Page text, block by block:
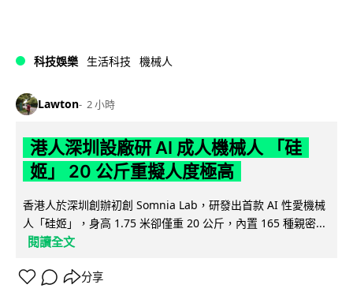
科技娛樂 生活科技 機械人
Lawton 2 小時
港人深圳設廠研 AI 成人機械人 「硅
姬」 20 公斤重擬人度極高
香港人於深圳創辦初創 Somnia Lab，研發出首款 AI 性愛機械
人「硅姬」，身高 1.75 米卻僅重 20 公斤，內置 165 種親密...
閱讀全文
分享